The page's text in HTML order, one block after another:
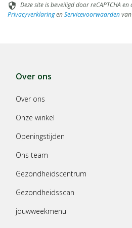
security Deze site is beveiligd door reCAPTCHA en
PrivacyverklaringenServicevoorwaarden
Over ons
Over ons
Onze winkel
Openingstijden
Ons team
Gezondheidscentrum
Gezondheidsscan
jouwweekmenu